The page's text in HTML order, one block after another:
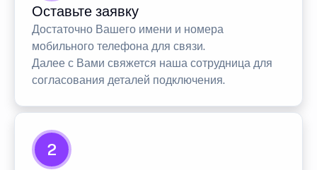
Оставьте заявку
Достаточно Вашего имени и номера
мобильного телефона для связи.
Далее с Вами свяжется наша сотрудница для
согласования деталей подключения.
2